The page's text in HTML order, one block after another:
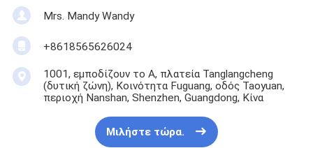
Mrs. Mandy Wandy
+8618565626024
1001, εμποδίζουν το Α, πλατεία Tanglangcheng
(δυτική ζώνη), Κοινότητα Fuguang, οδός Taoyuan,
περιοχή Nanshan, Shenzhen, Guangdong, Κίνα
Μιλήστε τώρα.